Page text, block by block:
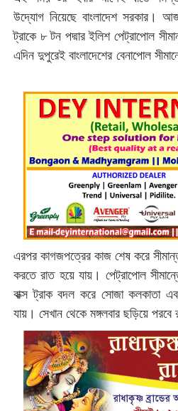
উদ্যোগ নিয়েছে বাংলাদেশ সরকার।
ট্রাকে ৮ টন পদ্মার ইলিশ পেট্রাপোল
এদিন দুপুরেই বাংলাদেশের বেনাপোল
এরপর কাগজপত্রের কাজ শেষ করে
করতে রাত হয়ে যায়। পেট্রাপোল
বাক্স ট্রাক বদল করে সোজা কলকাতা
যায়। সেখান থেকে মঙ্গলবার ছড়িয়ে পরবে